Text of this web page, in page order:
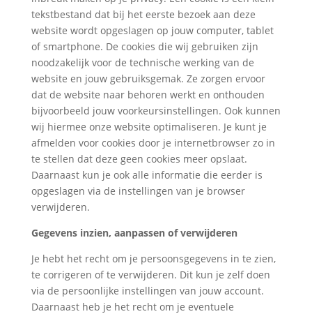
tekstbestand dat bij het eerste bezoek aan deze
website wordt opgeslagen op jouw computer, tablet
of smartphone. De cookies die wij gebruiken zijn
noodzakelijk voor de technische werking van de
website en jouw gebruiksgemak. Ze zorgen ervoor
dat de website naar behoren werkt en onthouden
bijvoorbeeld jouw voorkeursinstellingen. Ook kunnen
wij hiermee onze website optimaliseren. Je kunt je
afmelden voor cookies door je internetbrowser zo in
te stellen dat deze geen cookies meer opslaat.
Daarnaast kun je ook alle informatie die eerder is
opgeslagen via de instellingen van je browser
verwijderen.
Gegevens inzien, aanpassen of verwijderen
Je hebt het recht om je persoonsgegevens in te zien,
te corrigeren of te verwijderen. Dit kun je zelf doen
via de persoonlijke instellingen van jouw account.
Daarnaast heb je het recht om je eventuele